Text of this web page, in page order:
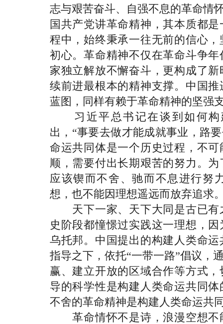
志与艰苦奋斗、自强不息的革命情
国共产党讲革命精神，其本质都
程中，始终秉承一往无前的信心
初心。革命精神不仅在革命斗争
家独立解放不懈奋斗，更构成了
续前进最根本的精神支撑。中国
蓝图，同样有赖于革命精神的坚强
习近平总书记在谈到如何构
出，“事要去做才能成就事业，路
命运共同体是一个历史过程，不
顺，需要付出长期艰苦的努力。
应该锲而不舍、驰而不息进行努
想，也不能因理想遥远而放弃追求
天下一家、天下大同是古已有
史阶段都憧憬过实践这一理想，
乌托邦。中国提出的构建人类命
指导之下，依托“一带一路”倡议，
赢、建立开放的区域合作等方式
导的科学性是构建人类命运共同
不舍的革命精神是构建人类命运共
革命情怀不是诗，浪漫空想不